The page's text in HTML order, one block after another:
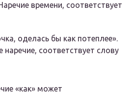
времени, соответствует
оделась бы как потеплее».
наречие, соответствует слову
«как» может